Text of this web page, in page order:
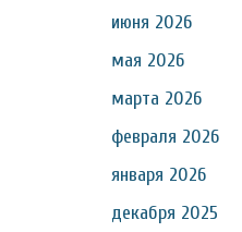
июня 2026
мая 2026
марта 2026
февраля 2026
января 2026
декабря 2025